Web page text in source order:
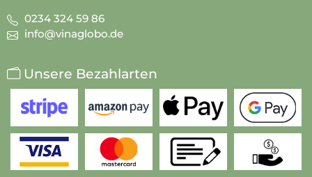
0234 324 59 86
info@vinaglobo.de
Unsere Bezahlarten